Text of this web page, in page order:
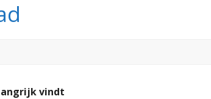
vindt